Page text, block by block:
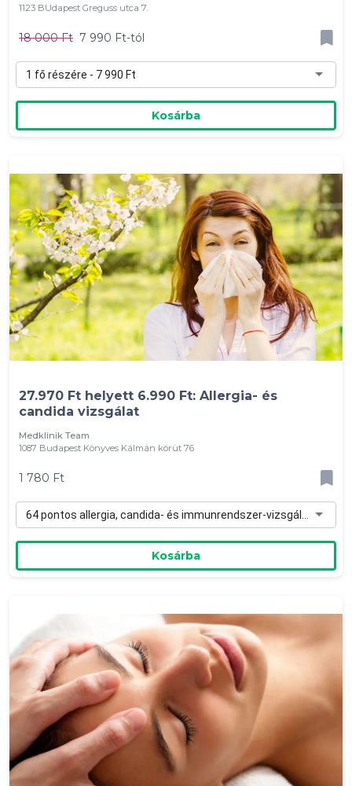
1123 BUdapest Greguss utca 7.
18 000 Ft 7 990 Ft-tól
1 fő részére - 7 990 Ft
Kosárba
27.970 Ft helyett 6.990 Ft: Allergia- és
candida vizsgálat
Medklinik Team
1087 Budapest Könyves Kálmán körüt 76
1 780 Ft
Kosárba